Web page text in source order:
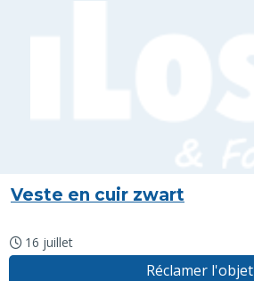
Veste en cuir zwart
16 juillet
Réclamer l'objet